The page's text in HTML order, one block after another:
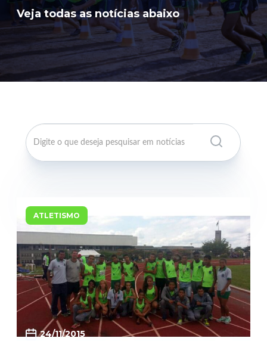
Veja todas as notícias abaixo
ATLETISMO
24/11/2015